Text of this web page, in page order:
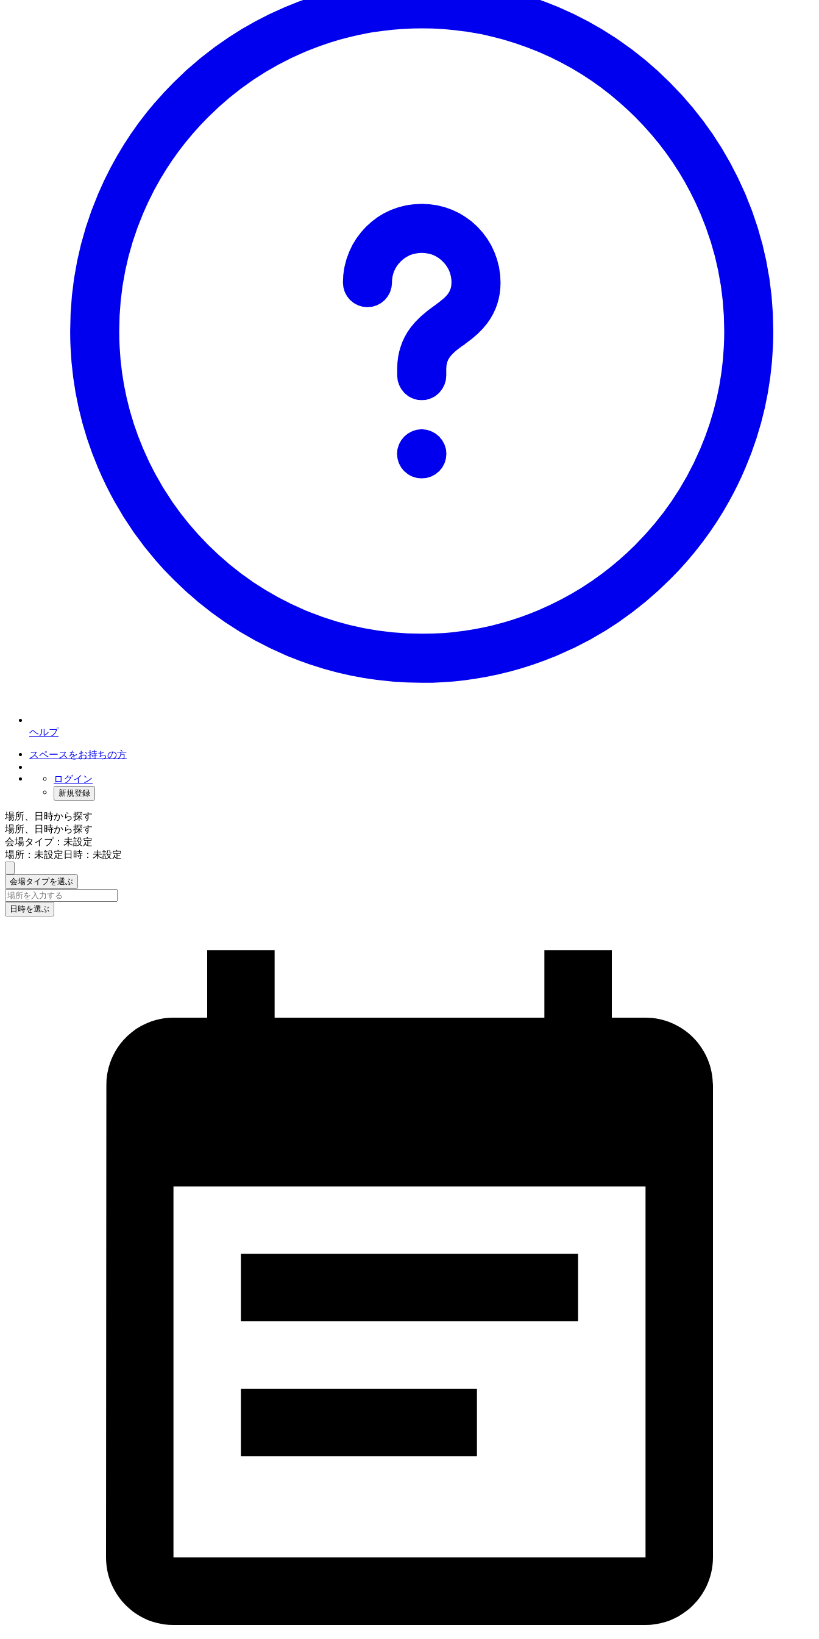
ヘルプ
スペースをお持ちの方
ログイン
新規登録
場所、日時から探す
場所、日時から探す
会場タイプ：未設定
場所：未設定日時：未設定
会場タイプを選ぶ
日時を選ぶ